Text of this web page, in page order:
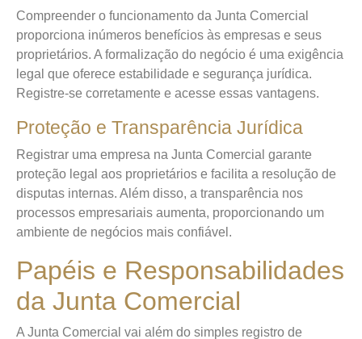
Compreender o funcionamento da Junta Comercial
proporciona inúmeros benefícios às empresas e seus
proprietários. A formalização do negócio é uma exigência
legal que oferece estabilidade e segurança jurídica.
Registre-se corretamente e acesse essas vantagens.
Proteção e Transparência Jurídica
Registrar uma empresa na Junta Comercial garante
proteção legal aos proprietários e facilita a resolução de
disputas internas. Além disso, a transparência nos
processos empresariais aumenta, proporcionando um
ambiente de negócios mais confiável.
Papéis e Responsabilidades
da Junta Comercial
A Junta Comercial vai além do simples registro de